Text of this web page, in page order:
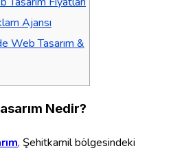
Ajansı
Web Tasarım &
Nedir?
, Şehitkamil bölgesindeki